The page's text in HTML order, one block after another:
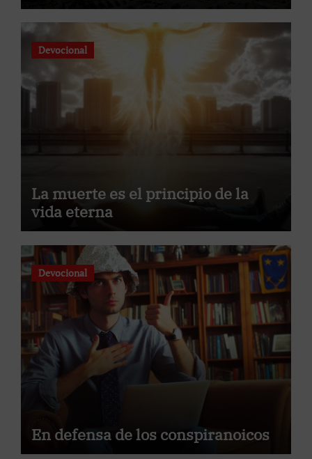
Devocional
La muerte es el principio de la
vida eterna
Devocional
En defensa de los conspiranoicos